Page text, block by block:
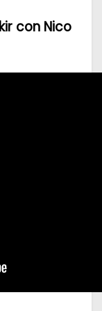
con Nico